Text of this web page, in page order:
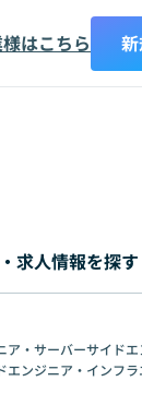
はこちら
県 富山県 石川
NumPy
求人情報を探す
ア・サーバーサイドエ
エンジニア・インフラ